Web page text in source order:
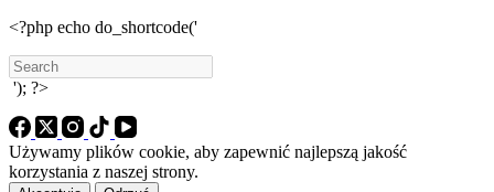
<?php echo do_shortcode('
Search
'); ?>
Używamy plików cookie, aby zapewnić najlepszą jakość
korzystania z naszej strony.